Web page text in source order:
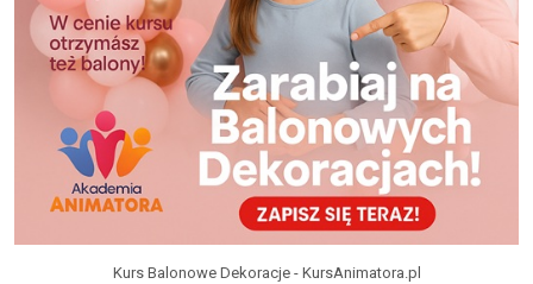
Kurs Balonowe Dekoracje - KursAnimatora.pl